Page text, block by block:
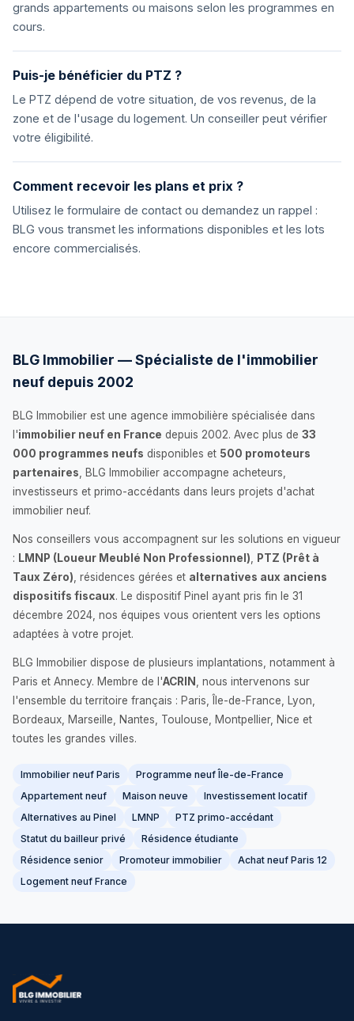
grands appartements ou maisons selon les programmes en
cours.
Puis-je bénéficier du PTZ ?
Le PTZ dépend de votre situation, de vos revenus, de la
zone et de l'usage du logement. Un conseiller peut vérifier
votre éligibilité.
Comment recevoir les plans et prix ?
Utilisez le formulaire de contact ou demandez un rappel :
BLG vous transmet les informations disponibles et les lots
encore commercialisés.
BLG Immobilier — Spécialiste de l'immobilier
neuf depuis 2002
BLG Immobilier est une agence immobilière spécialisée dans
l'immobilier neuf en France depuis 2002. Avec plus de 33
000 programmes neufs disponibles et 500 promoteurs
partenaires , BLG Immobilier accompagne acheteurs,
investisseurs et primo-accédants dans leurs projets d'achat
immobilier neuf.
Nos conseillers vous accompagnent sur les solutions en vigueur
: LMNP (Loueur Meublé Non Professionnel)
PTZ (Prêt à
Taux Zéro) , résidences gérées et alternatives aux anciens
dispositifs fiscaux. Le dispositif Pinel ayant pris fin le 31
décembre 2024, nos équipes vous orientent vers les options
adaptées à votre projet.
BLG Immobilier dispose de plusieurs implantations, notamment à
Paris et Annecy. Membre de l'ACRIN
, nous intervenons sur
l'ensemble du territoire français : Paris, Île-de-France, Lyon,
Bordeaux, Marseille, Nantes, Toulouse, Montpellier, Nice et
toutes les grandes villes.
Immobilier neuf Paris
Programme neuf Île-de-France
Appartement neuf
Maison neuve
Investissement locatif
Alternatives au Pinel
LMNP
PTZ primo-accédant
Statut du bailleur privé
Résidence étudiante
Résidence senior
Promoteur immobilier
Achat neuf Paris 12
Logement neuf France